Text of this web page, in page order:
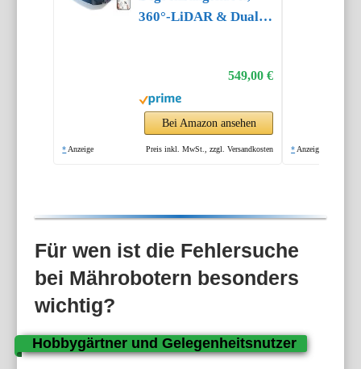
360°-LiDAR & Dual-
549,00 €
Bei Amazon ansehen
* Anzeige Preis inkl. MwSt., zzgl. Versandkosten * Anzeige
Für wen ist die Fehlersuche
bei Mährobotern besonders
wichtig?
Hobbygärtner und Gelegenheitsnutzer